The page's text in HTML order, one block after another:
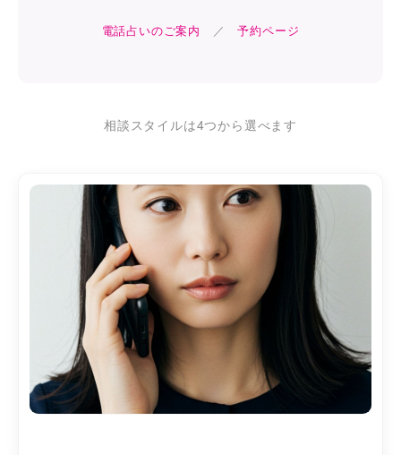
電話占いのご案内 ／予約ページ
相談スタイルは4つから選べます